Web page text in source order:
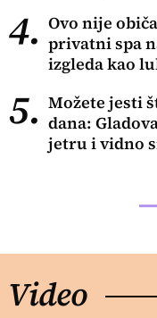
4. Ovo nije
privatni spa
izgleda kao
5. Možete jesti
dana:
jetru i vidno
Video